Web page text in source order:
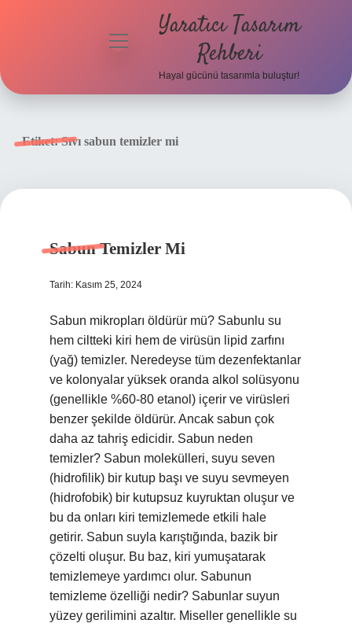
Politikası
menüyü
Yaratıcı Tasarım
Rehberi
Hayal gücünü tasarımla buluştur!
Etiket:Sıvı sabun temizler mi
Sabun Temizler Mi
Tarih: Kasım 25, 2024
Sabun mikropları öldürür mü? Sabunlu su
hem ciltteki kiri hem de virüsün lipid zarfını
(yağ) temizler. Neredeyse tüm dezenfektanlar
ve kolonyalar yüksek oranda alkol solüsyonu
(genellikle %60-80 etanol) içerir ve virüsleri
benzer şekilde öldürür. Ancak sabun çok
daha az tahriş edicidir. Sabun neden
temizler? Sabun molekülleri, suyu seven
(hidrofilik) bir kutup başı ve suyu sevmeyen
(hidrofobik) bir kutupsuz kuyruktan oluşur ve
bu da onları kiri temizlemede etkili hale
getirir. Sabun suyla karıştığında, bazik bir
çözelti oluşur. Bu baz, kiri yumuşatarak
temizlemeye yardımcı olur. Sabunun
temizleme özelliği nedir? Sabunlar suyun
yüzey gerilimini azaltır. Miseller genellikle su